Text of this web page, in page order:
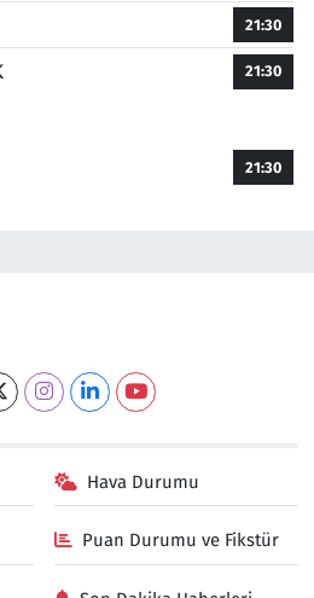
21:30
21:30
21:30
Hava Durumu
Puan Durumu ve Fikstür